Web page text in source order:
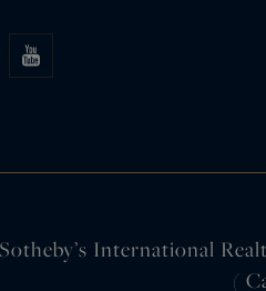
International
(